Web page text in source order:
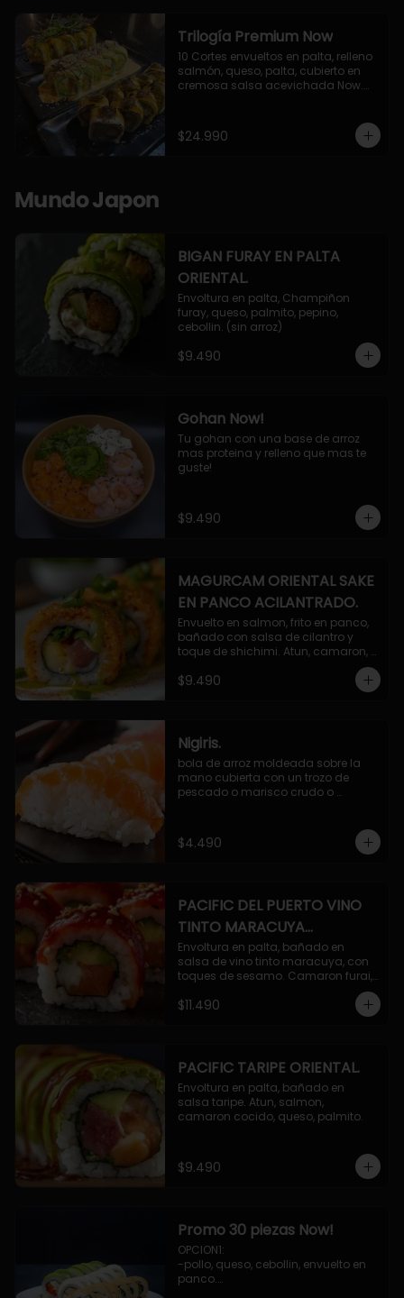
Trilogía Premium Now
10 Cortes envueltos en palta, relleno
salmón, queso, palta, cubierto en
cremosa salsa acevichada Now.
palta, cubierto con topping de
chimichurri de la casa flambeado.
$24.990
Mundo Japon
BIGAN FURAY EN PALTA
ORIENTAL.
Envoltura en palta, Champiñon
furay, queso, palmito, pepino,
cebollin. (sin arroz)
$9.490
Gohan Now!
Tu gohan con una base de arroz
mas proteina y relleno que mas te
guste!
$9.490
MAGURCAM ORIENTAL SAKE
EN PANCO ACILANTRADO.
Envuelto en salmon, frito en panco,
bañado con salsa de cilantro y
toque de shichimi. Atun, camaron,
$9.490
Nigiris.
bola de arroz moldeada sobre la
mano cubierta con un trozo de
pescado o marisco crudo o
$4.490
PACIFIC DEL PUERTO VINO
TINTO MARACUYA
ORIENTAL.
Envoltura en palta, bañado en
salsa de vino tinto maracuya, con
toques de sesamo. Camaron furai,
$11.490
PACIFIC TARIPE ORIENTAL.
Envoltura en palta, bañado en
salsa taripe. Atun, salmon,
camaron cocido, queso, palmito.
$9.490
Promo 30 piezas Now!
OPCION1:
-pollo, queso, cebollin, envuelto en
panco.